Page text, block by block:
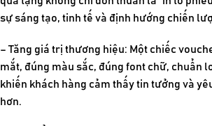
sự sáng tạo, tinh tế và định hướng chiến
– Tăng giá trị thương hiệu: Một chiếc
mắt, đúng màu sắc, đúng font chữ, chuẩn
khiến khách hàng cảm thấy tin tưởng và
hơn.